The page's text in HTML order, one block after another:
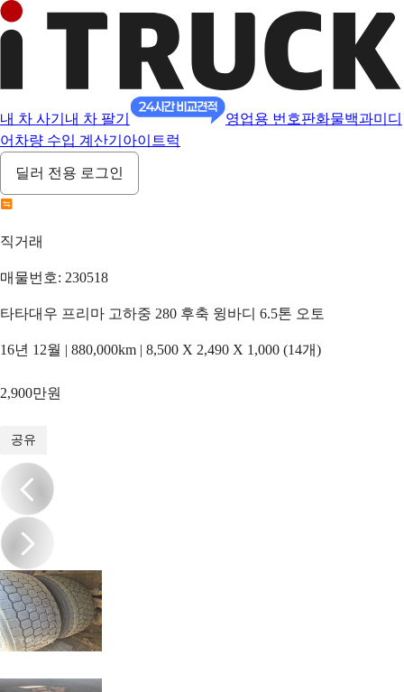
내 차 사기 내 차 팔기 영업용 번호판화물백과미디
어 차량 수입 계산기 아이트럭
딜러 전용 로그인
직거래
매물번호: 230518
타타대우 프리마 고하중 280 후축 윙바디 6.5톤 오토
16년 12월 | 880,000km | 8,500 X 2,490 X 1,000 (14개)
2,900만원
공유
/10